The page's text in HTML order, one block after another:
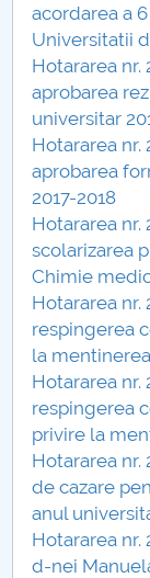
Hotărâri
Hotarari
Hotarari
Hotărâri
Hotărări
Hotărâri
Hotărâri
Hotărâri
Hotărări
acordarea a
Universitatii
Hotararea nr.
aprobarea
universitar
Hotararea nr.
aprobarea
2017-2018
Hotararea nr.
scolarizarea
Chimie
Hotararea nr.
respingerea
la
Hotararea nr.
respingerea
privire la
Hotararea nr.
de cazare
anul
Hotararea nr.
d-nei